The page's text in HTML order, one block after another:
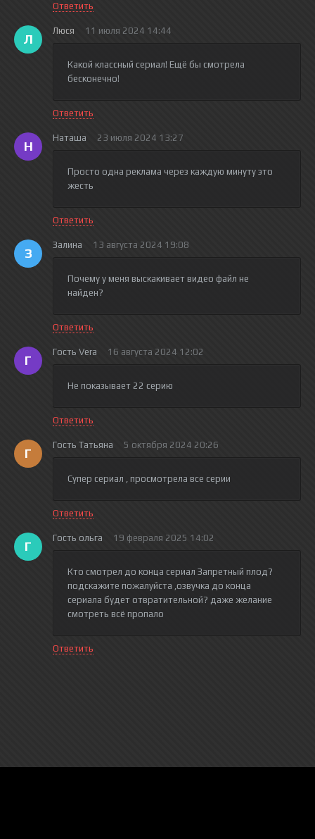
Ответить
Л
Люся 11 июля 2024 14:44
Какой классный сериал! Ещё бы смотрела
бесконечно!
Ответить
Н
Наташа 23 июля 2024 13:27
Просто одна реклама через каждую минуту это
жесть
Ответить
З
Залина 13 августа 2024 19:08
Почему у меня выскакивает видео файл не
найден?
Ответить
Г
Гость Vera 16 августа 2024 12:02
Не показывает 22 серию
Ответить
Г
Гость Татьяна 5 октября 2024 20:26
Супер сериал , просмотрела все серии
Ответить
Г
Гость ольга 19 февраля 2025 14:02
Кто смотрел до конца сериал Запретный плод?
подскажите пожалуйста ,озвучка до конца
сериала будет отвратительной? даже желание
смотреть всё пропало
Ответить